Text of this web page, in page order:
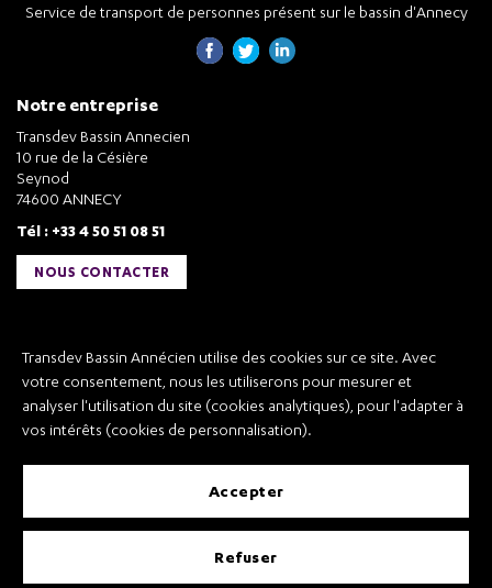
Transdev Bassin Annécien utilise des cookies sur ce site. Avec
votre consentement, nous les utiliserons pour mesurer et
analyser l'utilisation du site (cookies analytiques), pour l'adapter à
vos intérêts (cookies de personnalisation).
accepter
refuser
Service de transport de personnes présent sur le bassin d'Annecy
Notre entreprise
Transdev Bassin Annecien
10 rue de la Césière
Seynod
74600 ANNECY
Tél : +33 4 50 51 08 51
NOUS CONTACTER
Transdev Bassin Annécien
Recrutement
Conditions Générales de Vente et Transport